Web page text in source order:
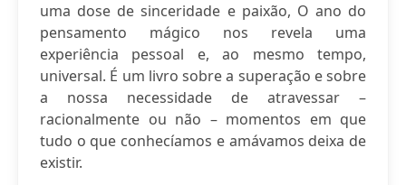
uma dose de sinceridade e paixão, O ano do
pensamento mágico nos revela uma
experiência pessoal e, ao mesmo tempo,
universal. É um livro sobre a superação e sobre
a nossa necessidade de atravessar –
racionalmente ou não – momentos em que
tudo o que conhecíamos e amávamos deixa de
existir.